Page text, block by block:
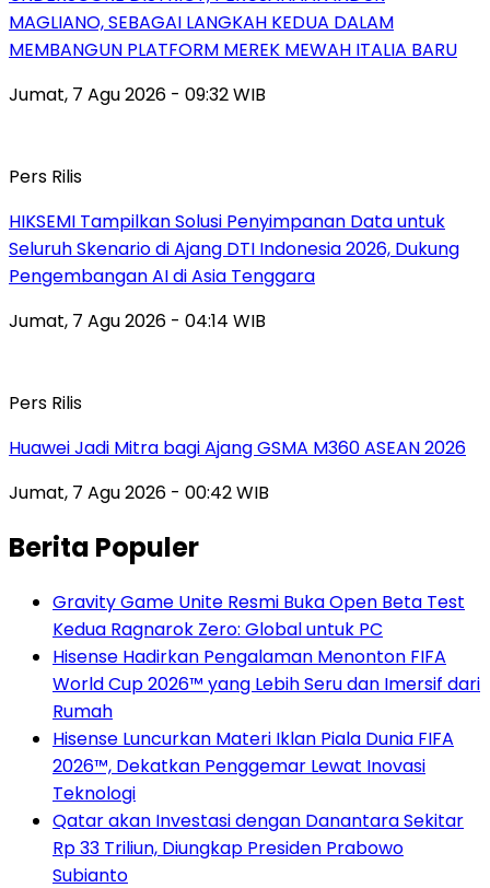
MAGLIANO, SEBAGAI LANGKAH KEDUA DALAM
MEMBANGUN PLATFORM MEREK MEWAH ITALIA BARU
Jumat, 7 Agu 2026 - 09:32 WIB
Pers Rilis
HIKSEMI Tampilkan Solusi Penyimpanan Data untuk
Seluruh Skenario di Ajang DTI Indonesia 2026, Dukung
Pengembangan AI di Asia Tenggara
Jumat, 7 Agu 2026 - 04:14 WIB
Pers Rilis
Huawei Jadi Mitra bagi Ajang GSMA M360 ASEAN 2026
Jumat, 7 Agu 2026 - 00:42 WIB
Berita Populer
Gravity Game Unite Resmi Buka Open Beta Test
Kedua Ragnarok Zero: Global untuk PC
Hisense Hadirkan Pengalaman Menonton FIFA
World Cup 2026™ yang Lebih Seru dan Imersif dari
Rumah
Hisense Luncurkan Materi Iklan Piala Dunia FIFA
2026™, Dekatkan Penggemar Lewat Inovasi
Teknologi
Qatar akan Investasi dengan Danantara Sekitar
Rp 33 Triliun, Diungkap Presiden Prabowo
Subianto